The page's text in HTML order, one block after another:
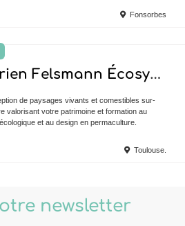
Fonsorbes
Adrien Felsmann Écosystèmes Paysagiste
de paysages vivants et comestibles sur-
valorisant votre patrimoine et formation au
et au design en permaculture.
Toulouse.
newsletter